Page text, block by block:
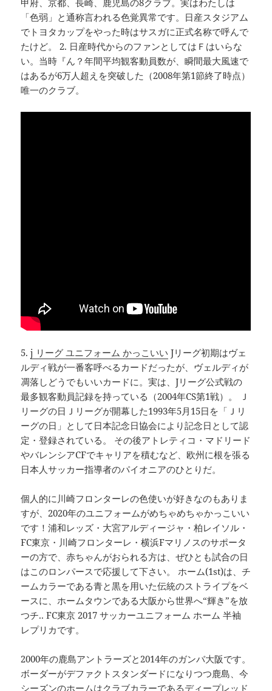
「色弱」と通称言われる色覚異常です。日産スタジアム
でトヨタカップをやった時はサスガに正式名称で呼んで
たけど。 2. 日産時代からのファンとしてはＦはいらな
い。当時『ん？年間平均観客動員数が、瞬間最大風速で
はあるが6万人超えを突破した（2008年第1節終了時点）
唯一のクラブ。
5.j リーグ ユニフォーム かっこいい Jリーグ初期はヴェ
ルディ戦が一番客呼べるカードだったが、ヴェルディが
凋落しどうでもいいカードに。実は、Jリーグ公式戦の
最多観客動員記録を持っている（2004年CS第1戦）。 Ｊ
リーグの日Ｊリーグが開幕した1993年5月15日を「Ｊリ
ーグの日」として日本記念日協会により記念日として認
定・登録されている。 その後アトレティコ・マドリード
やバレンシアCFでキャリアを積むなど、欧州に根を張る
日本人サッカー指導者のパイオニアのひとりだ。
個人的に川崎フロンターレの色使いが好きなのもありま
すが、2020年のユニフォームがめちゃめちゃかっこいい
です！浦和レッズ・大宮アルディージャ・柏レイソル・
FC東京・川崎フロンターレ・横浜Fマリノスのサポータ
ーの方で、赤ちゃんがおられる方は、ぜひとも試合の日
はこのロンパースで応援して下さい。 ホーム(1st)は、チ
ームカラーである青と黒を用いた伝統のストライプをベ
ースに、ホームタウンである大阪から世界へ“輝き”を放
つチ.. FC東京 2017 サッカーユニフォーム ホーム 半袖
レプリカです。
2000年の鹿島アントラーズと2014年のガンバ大阪です。
ボーダーがデファクトスタンダードになりつつ鹿島、今
シーズンのホームはクラブカラーであるディープレッド